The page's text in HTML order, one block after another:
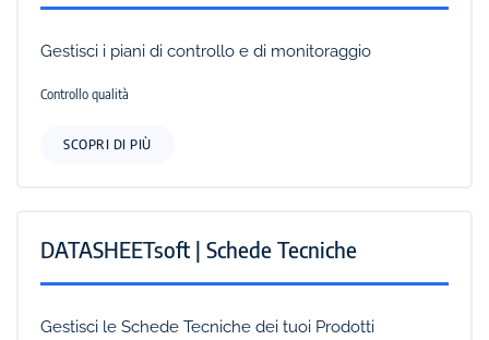
Gestisci i piani di controllo e di monitoraggio
Controllo qualità
SCOPRI DI PIÙ
DATASHEETsoft | Schede Tecniche
Gestisci le Schede Tecniche dei tuoi Prodotti